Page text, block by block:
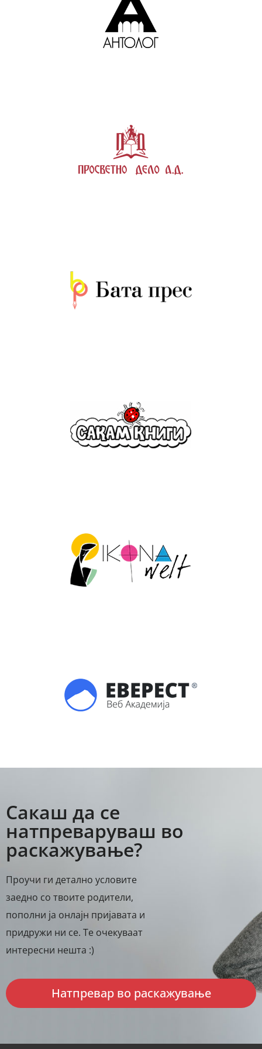
Сакаш да се
натпреваруваш во
раскажување?
Проучи ги детално условите
заедно со твоите родители,
пополни ја онлајн пријавата и
придружи ни се. Те очекуваат
интересни нешта :)
Натпревар во раскажување